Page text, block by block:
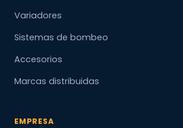
Variadores
Sistemas de bombeo
Accesorios
Marcas distribuidas
EMPRESA